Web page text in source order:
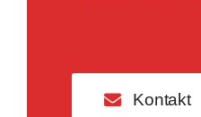
Kontakt